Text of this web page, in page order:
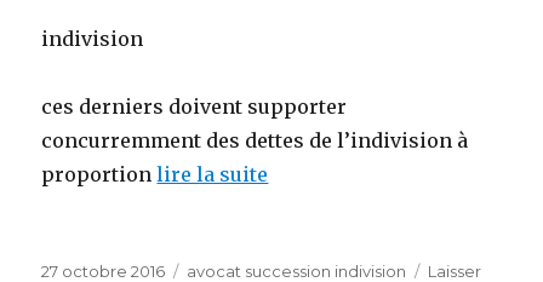
indivision
ces derniers doivent supporter
concurremment des dettes de l’indivision à
proportionlire la suite
Publié
27 octobre 2016 Catégories
avocat succession indivision
Laisser